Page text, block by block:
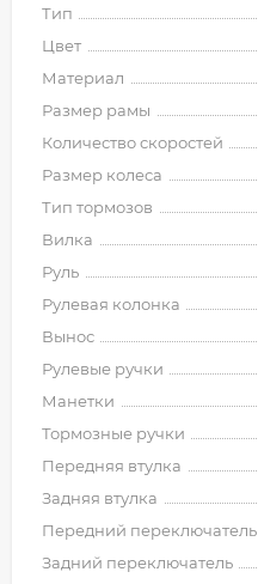
Тип
Цвет
Материал
Размер рамы
Количество скоростей
Размер колеса
Тип тормозов
Вилка
Руль
Рулевая колонка
Вынос
Рулевые ручки
Манетки
Тормозные ручки
Передняя втулка
Задняя втулка
Передний переключатель
Задний переключатель